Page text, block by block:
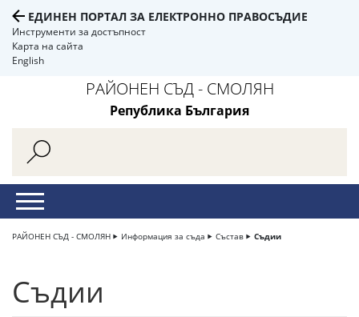
ЕДИНЕН ПОРТАЛ ЗА ЕЛЕКТРОННО ПРАВОСЪДИЕ
Инструменти за достъпност
Карта на сайта
English
РАЙОНЕН СЪД - СМОЛЯН
Република България
РАЙОНЕН СЪД - СМОЛЯН Информация за съда Състав Съдии
Съдии